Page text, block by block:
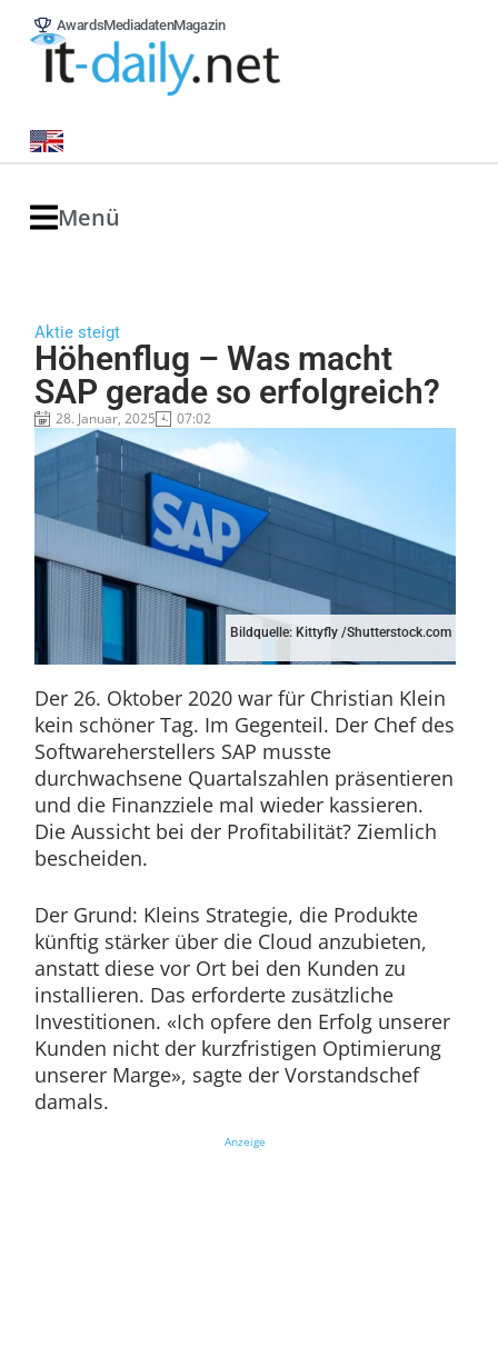
AwardsMediadatenMagazin
Menü
Aktie steigt
Höhenflug – Was macht
SAP gerade so erfolgreich?
28. Januar, 2025 07:02
Bildquelle: Kittyfly /Shutterstock.com
Der 26. Oktober 2020 war für Christian Klein
kein schöner Tag. Im Gegenteil. Der Chef des
Softwareherstellers SAP musste
durchwachsene Quartalszahlen präsentieren
und die Finanzziele mal wieder kassieren.
Die Aussicht bei der Profitabilität? Ziemlich
bescheiden.
Der Grund: Kleins Strategie, die Produkte
künftig stärker über die Cloud anzubieten,
anstatt diese vor Ort bei den Kunden zu
installieren. Das erforderte zusätzliche
Investitionen. «Ich opfere den Erfolg unserer
Kunden nicht der kurzfristigen Optimierung
unserer Marge», sagte der Vorstandschef
damals.
Anzeige